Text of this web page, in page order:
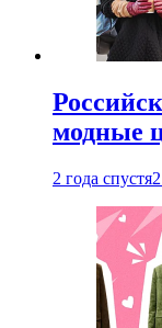
модные
2 года спустя